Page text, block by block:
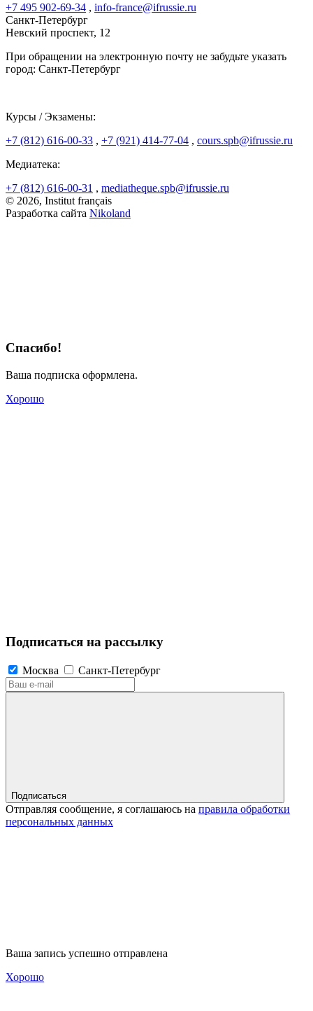
+7 495 902-69-34 , info-france@ifrussie.ru
Санкт-Петербург
Невский проспект, 12
При обращении на электронную почту не забудьте указать
город: Санкт-Петербург
Курсы / Экзамены:
+7 (812) 616-00-33 , +7 (921) 414-77-04 , cours.spb@ifrussie.ru
Медиатека:
+7 (812) 616-00-31 , mediatheque.spb@ifrussie.ru
© 2026, Institut français
Разработка сайта Nikoland
Спасибо!
Ваша подписка оформлена.
Хорошо
Подписаться на рассылку
Москва Санкт-Петербург
Подписаться
Отправляя сообщение, я соглашаюсь на правила обработки
персональных данных
Ваша запись успешно отправлена
Хорошо